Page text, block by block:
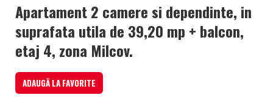
Apartament 2 camere si dependinte, in
suprafata utila de 39,20 mp + balcon,
etaj 4, zona Milcov.
ADAUGĂ LA FAVORITE